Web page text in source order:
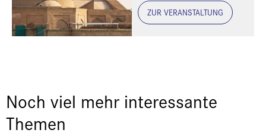
ZUR VERANSTALTUNG
Noch viel mehr interessante
Themen